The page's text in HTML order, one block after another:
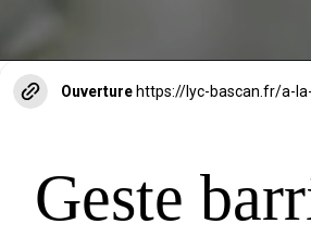
Ouverture https://lyc-bascan.fr/a-
Geste